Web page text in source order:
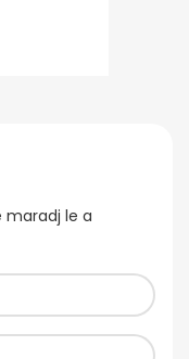
maradj le a